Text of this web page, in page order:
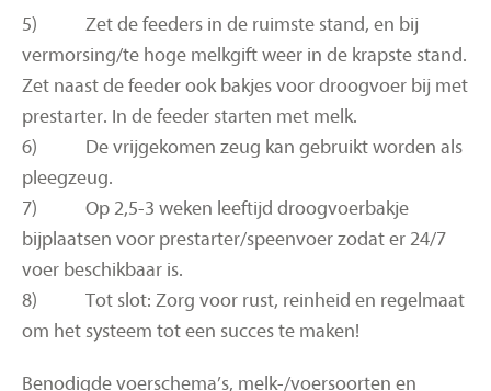
5) Zet de feeders in de ruimste stand, en bij
vermorsing/te hoge melkgift weer in de krapste stand.
Zet naast de feeder ook bakjes voor droogvoer bij met
prestarter. In de feeder starten met melk.
6) De vrijgekomen zeug kan gebruikt worden als
pleegzeug.
7) Op 2,5-3 weken leeftijd droogvoerbakje
bijplaatsen voor prestarter/speenvoer zodat er 24/7
voer beschikbaar is.
8) Tot slot: Zorg voor rust, reinheid en regelmaat
om het systeem tot een succes te maken!
Benodigde voerschema’s, melk-/voersoorten en